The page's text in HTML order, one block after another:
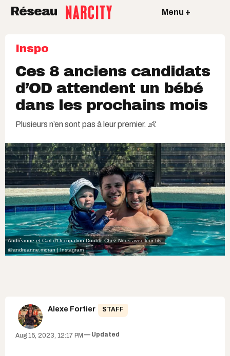
Réseau Menu +
Inspo
Ces 8 anciens candidats
d’OD attendent un bébé
dans les prochains mois
Plusieurs n’en sont pas à leur premier. 👶
Andréanne et Carl d'Occupation Double Chez Nous avec leur fils.
@andreanne.moran | Instagram
Alexe Fortier STAFF
Aug 15, 2023, 12:17 PM Updated